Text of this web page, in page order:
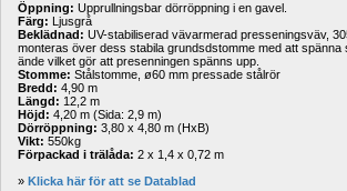
Öppning: Upprullningsbar dörröppning i en gavel.
Färg: Ljusgrå
Beklädnad: UV-stabiliserad vävarmerad presseningsväv,
monteras över dess stabila grundsdstomme med att spänna
ände vilket gör att presenningen spänns upp.
Stomme: Stålstomme, ø60 mm pressade stålrör
Bredd: 4,90 m
Längd: 12,2 m
Höjd: 4,20 m (Sida: 2,9 m)
Dörröppning: 3,80 x 4,80 m (HxB)
Vikt: 550kg
Förpackad i trälåda: 2 x 1,4 x 0,72 m
» Klicka här för att se Datablad